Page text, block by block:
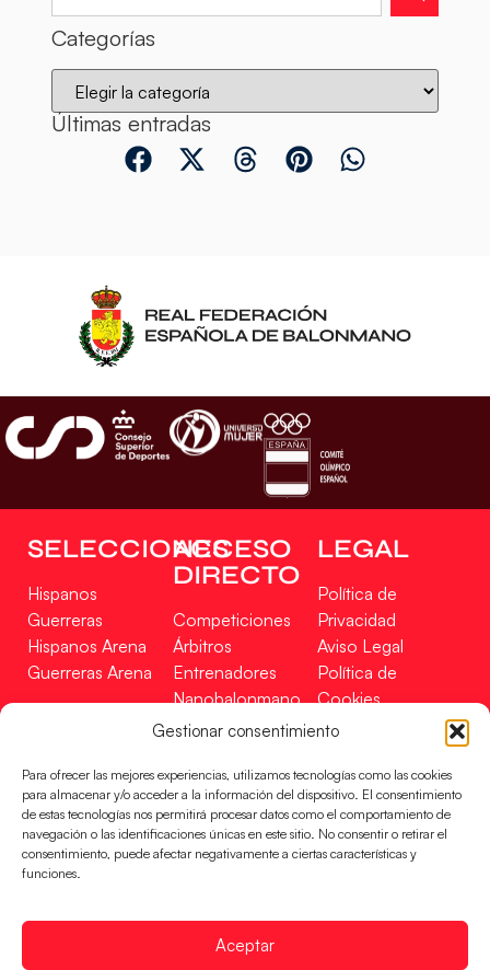
Gestionar consentimiento
Para ofrecer las mejores experiencias, utilizamos tecnologías como las cookies
para almacenar y/o acceder a la información del dispositivo. El consentimiento
de estas tecnologías nos permitirá procesar datos como el comportamiento de
navegación o las identificaciones únicas en este sitio. No consentir o retirar el
consentimiento, puede afectar negativamente a ciertas características y
funciones.
Aceptar
Categorías
Últimas entradas
SELECCIONES
Hispanos
Guerreras
Hispanos Arena
Guerreras Arena
ACCESO
DIRECTO
Competiciones
Árbitros
Entrenadores
Nanobalonmano
Tienda
LEGAL
Política de
Privacidad
Aviso Legal
Política de
Cookies
Mapa Web
Incidencias
CONTACTO
EN
FINANCIADO